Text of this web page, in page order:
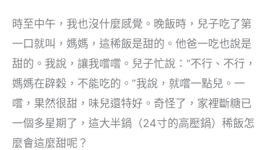
時至中午，我也沒什麼感覺。晚飯時，兒子吃了第
一口就叫，媽媽，這稀飯是甜的。他爸一吃也說是
甜的。我說，讓我嚐嚐。兒子忙說：“不行、不行，
媽媽在辟穀，不能吃的。”我說，就嚐一點兒。一
嚐，果然很甜，味兒還特好。奇怪了，家裡斷糖已
一個多星期了，這大半鍋（24寸的高壓鍋）稀飯怎
麼會這麼甜呢？